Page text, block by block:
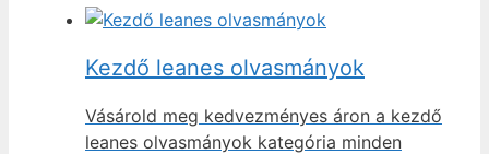
Kezdő leanes olvasmányok
Vásárold meg kedvezményes áron a kezdő
leanes olvasmányok kategória minden